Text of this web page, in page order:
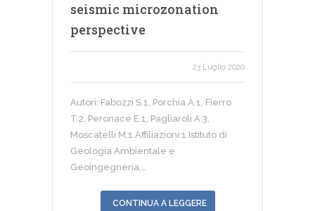
seismic microzonation
perspective
23 Luglio 2020
Autori: Fabozzi S.1, Porchia A.1, Fierro
T.2, Peronace E.1, Pagliaroli A.3,
Moscatelli M.1 Affiliazioni:1 Istituto di
Geologia Ambientale e
Geoingegneria,…
CONTINUA A LEGGERE